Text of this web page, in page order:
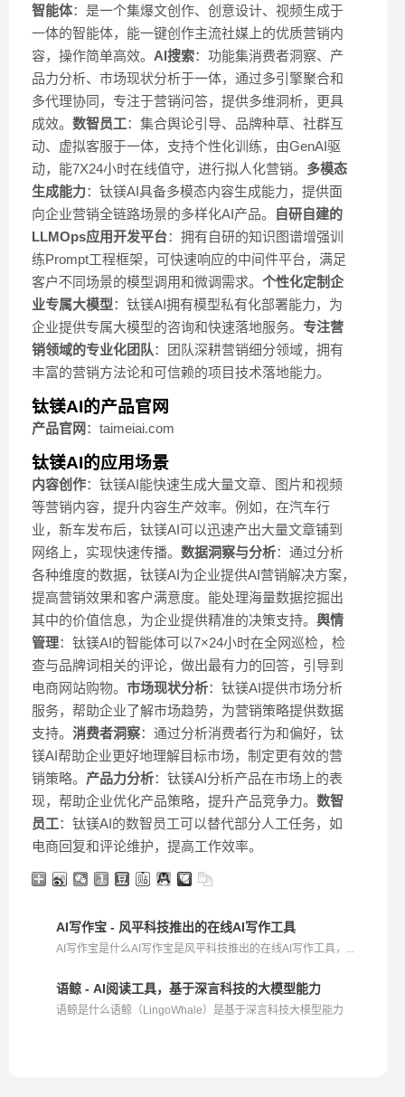
智能体：是一个集爆文创作、创意设计、视频生成于
一体的智能体，能一键创作主流社媒上的优质营销内
容，操作简单高效。 AI搜索：功能集消费者洞察、产
品力分析、市场现状分析于一体，通过多引擎聚合和
多代理协同，专注于营销问答，提供多维洞析，更具
成效。 数智员工：集合舆论引导、品牌种草、社群互
动、虚拟客服于一体，支持个性化训练，由GenAI驱
动，能7X24小时在线值守，进行拟人化营销。 多模态
生成能力：钛镁AI具备多模态内容生成能力，提供面
向企业营销全链路场景的多样化AI产品。
自研自建的
LLMOps应用开发平台：拥有自研的知识图谱增强训
练Prompt工程框架，可快速响应的中间件平台，满足
客户不同场景的模型调用和微调需求。 个性化定制企
业专属大模型：钛镁AI拥有模型私有化部署能力，为
企业提供专属大模型的咨询和快速落地服务。 专注营
销领域的专业化团队：团队深耕营销细分领域，拥有
丰富的营销方法论和可信赖的项目技术落地能力。
钛镁AI的产品官网
产品官网 ：taimeiai.com
钛镁AI的应用场景
内容创作：钛镁AI能快速生成大量文章、图片和视频
等营销内容，提升内容生产效率。例如，在汽车行
业，新车发布后，钛镁AI可以迅速产出大量文章铺到
网络上，实现快速传播。 数据洞察与分析：通过分析
各种维度的数据，钛镁AI为企业提供AI营销解决方案，
提高营销效果和客户满意度。能处理海量数据挖掘出
其中的价值信息，为企业提供精准的决策支持。 舆情
管理：钛镁AI的智能体可以7×24小时在全网巡检，检
查与品牌词相关的评论，做出最有力的回答，引导到
电商网站购物。 市场现状分析：钛镁AI提供市场分析
服务，帮助企业了解市场趋势，为营销策略提供数据
支持。 消费者洞察：通过分析消费者行为和偏好，钛
镁AI帮助企业更好地理解目标市场，制定更有效的营
销策略。 产品力分析：钛镁AI分析产品在市场上的表
现，帮助企业优化产品策略，提升产品竞争力。 数智
员工：钛镁AI的数智员工可以替代部分人工任务，如
电商回复和评论维护，提高工作效率。
AI写作宝 - 风平科技推出的在线AI写作工具
AI写作宝是什么AI写作宝是风平科技推出的在线AI写作工具，...
语鲸 - AI阅读工具，基于深言科技的大模型能力
语鲸是什么语鲸（LingoWhale）是基于深言科技大模型能力